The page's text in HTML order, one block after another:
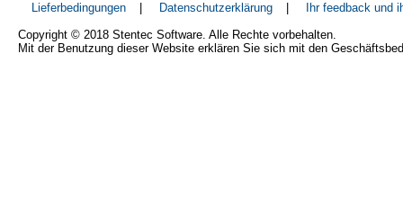
Lieferbedingungen Datenschutzerklärung
Ihr feedback und
Copyright © 2018 Stentec Software. Alle Rechte vorbehalten.
Mit der Benutzung dieser Website erklären Sie sich mit den